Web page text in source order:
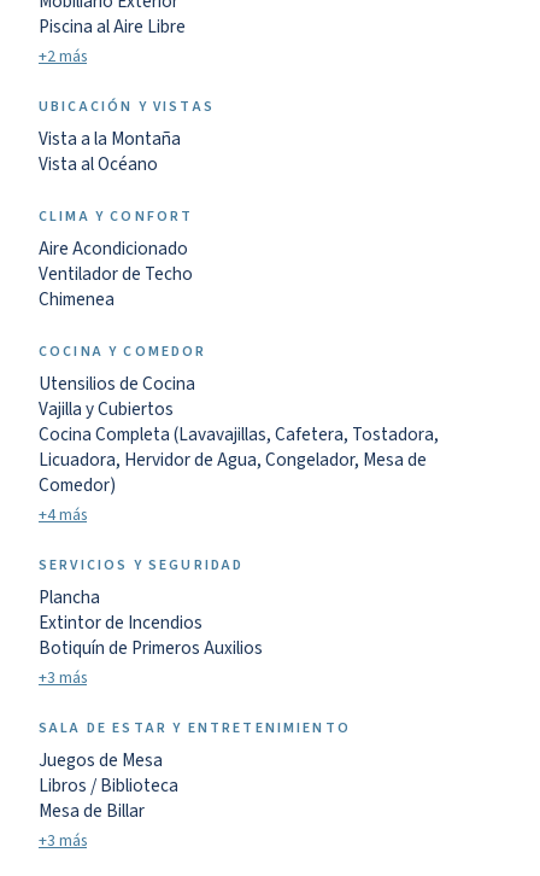
Piscina al Aire Libre
+2 más
UBICACIÓN Y VISTAS
Vista a la Montaña
Vista al Océano
CLIMA Y CONFORT
Aire Acondicionado
Ventilador de Techo
Chimenea
COCINA Y COMEDOR
Utensilios de Cocina
Vajilla y Cubiertos
Cocina Completa (Lavavajillas, Cafetera, Tostadora,
Licuadora, Hervidor de Agua, Congelador, Mesa de
Comedor)
+4 más
SERVICIOS Y SEGURIDAD
Plancha
Extintor de Incendios
Botiquín de Primeros Auxilios
+3 más
SALA DE ESTAR Y ENTRETENIMIENTO
Juegos de Mesa
Libros / Biblioteca
Mesa de Billar
+3 más